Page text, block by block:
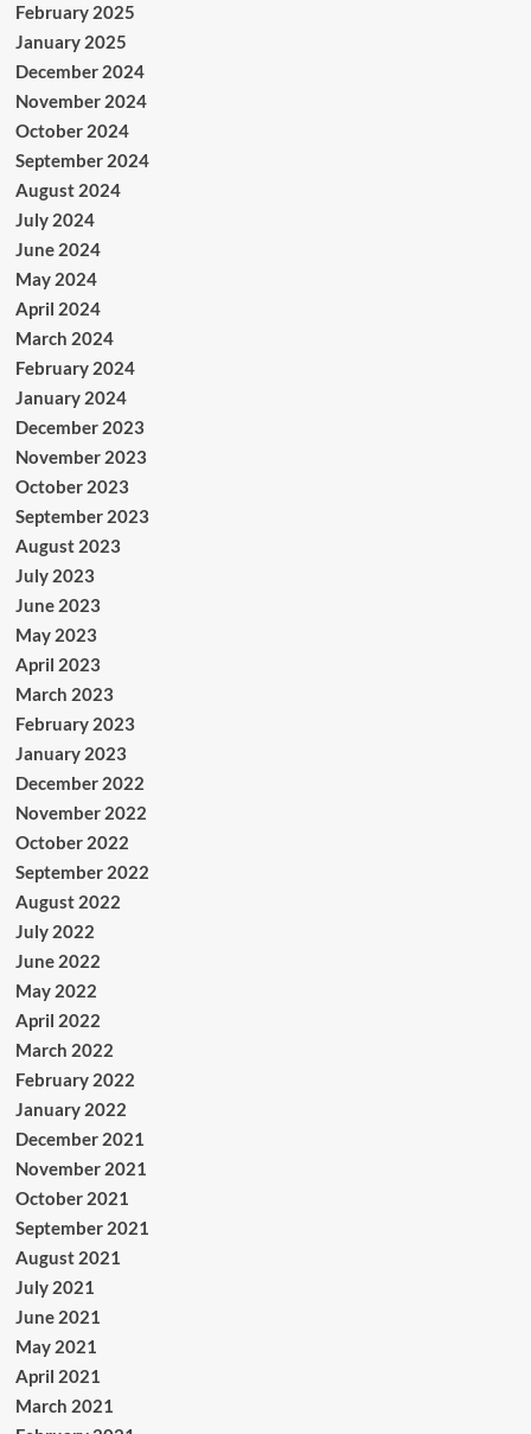
February 2025
January 2025
December 2024
November 2024
October 2024
September 2024
August 2024
July 2024
June 2024
May 2024
April 2024
March 2024
February 2024
January 2024
December 2023
November 2023
October 2023
September 2023
August 2023
July 2023
June 2023
May 2023
April 2023
March 2023
February 2023
January 2023
December 2022
November 2022
October 2022
September 2022
August 2022
July 2022
June 2022
May 2022
April 2022
March 2022
February 2022
January 2022
December 2021
November 2021
October 2021
September 2021
August 2021
July 2021
June 2021
May 2021
April 2021
March 2021